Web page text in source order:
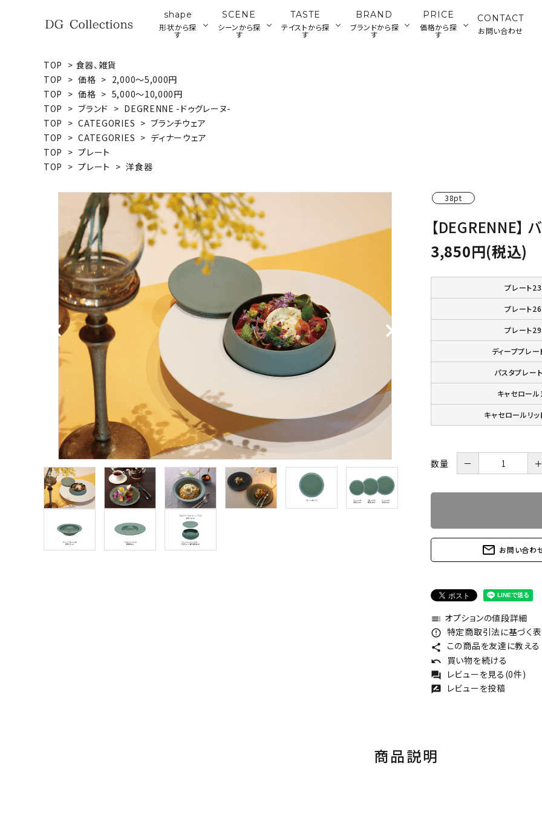
shape
形状から探
す
プレート
ウッドプレート・ボード
SCENE
シーンから探
す
TASTE
テイストから探
す
BRAND
ブランドから探
す
PRICE
価格から探
す
CONTACT
お問い合わせ
search
ACCOUNT MENU
ようこそ ゲスト 様
ログイン person
形状から探す
テイストから探す
ブランドから探す
価格から探す
ご利用ガイド
プライバシーポリシー
特定商取引法について
お問い合わせ
TOP > 食器、雑貨
TOP > 価格 > 2,000～5,000円
TOP > 価格 > 5,000～10,000円
TOP > ブランド > DEGRENNE -ドゥグレーヌ-
TOP > CATEGORIES > ブランチウェア
TOP > CATEGORIES > ディナーウェア
TOP > プレート
TOP > プレート > 洋食器
38pt
【DEGRENNE】
3,850円(税込)
プレート23
プレート26
プレート29
ディーププレ
パスタプレー
キャセロー
キャセロールリ
数量 －
mail_outline お問い合わ
toc オプションの値段詳細
error_outline 特定商取引法に基づく
share この商品を友達に教える
undo 買い物を続ける
forum レビューを見る(0件)
rate_review レビューを投稿
商品説明